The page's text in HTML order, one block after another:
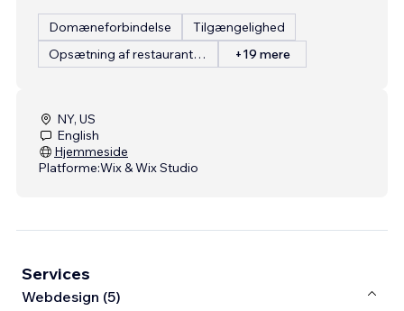
Domæneforbindelse
Tilgængelighed
Opsætning af restaurantmenu
+19 mere
NY, US
English
Hjemmeside
Platforme:Wix & Wix Studio
Services
Webdesign (5)